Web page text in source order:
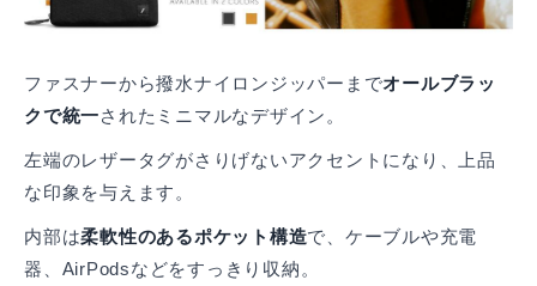
ファスナーから撥水ナイロンジッパーまでオールブラッ
クで統一されたミニマルなデザイン。
左端のレザータグがさりげないアクセントになり、上品
な印象を与えます。
内部は柔軟性のあるポケット構造で、ケーブルや充電
器、AirPodsなどをすっきり収納。